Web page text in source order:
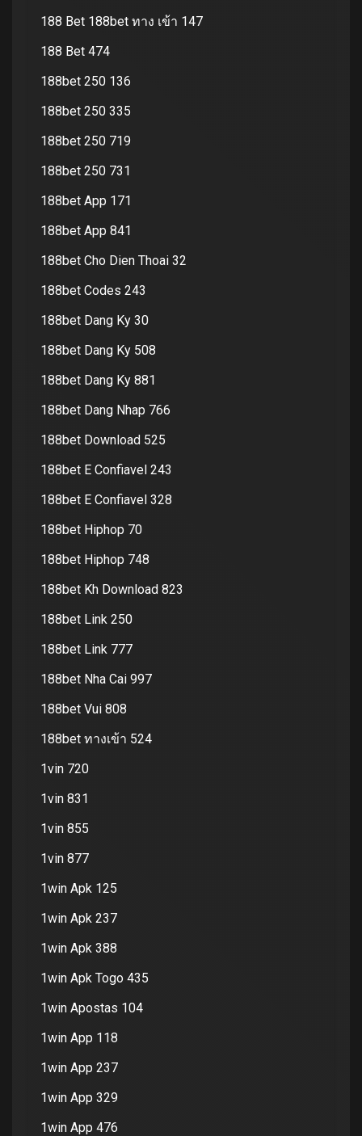
188 Bet 188bet ทาง เข้า 147
188 Bet 474
188bet 250 136
188bet 250 335
188bet 250 719
188bet 250 731
188bet App 171
188bet App 841
188bet Cho Dien Thoai 32
188bet Codes 243
188bet Dang Ky 30
188bet Dang Ky 508
188bet Dang Ky 881
188bet Dang Nhap 766
188bet Download 525
188bet E Confiavel 243
188bet E Confiavel 328
188bet Hiphop 70
188bet Hiphop 748
188bet Kh Download 823
188bet Link 250
188bet Link 777
188bet Nha Cai 997
188bet Vui 808
188bet ทางเข้า 524
1vin 720
1vin 831
1vin 855
1vin 877
1win Apk 125
1win Apk 237
1win Apk 388
1win Apk Togo 435
1win Apostas 104
1win App 118
1win App 237
1win App 329
1win App 476